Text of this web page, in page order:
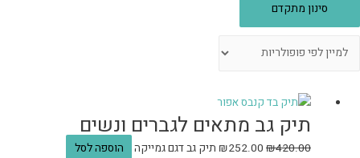
סינון מתקדם
תיק גב מתאים לגברים ונשים
₪420.00
₪252.00 תיק גב דגם גמייקה הוספה לסל